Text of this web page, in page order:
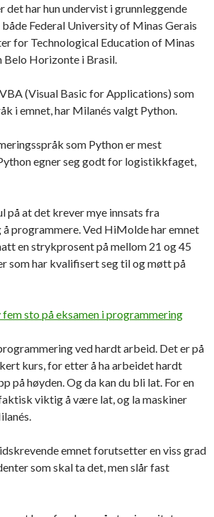
det har hun undervist i grunnleggende
Federal University of Minas Gerais
for Technological Education of Minas
Belo Horizonte i Brasil.
(Visual Basic for Applications) som
i emnet, har Milanés valgt Python.
som Python er mest
egner seg godt for logistikkfaget,
på at det krever mye innsats fra
programmere. Ved HiMolde har emnet
en strykprosent på mellom 21 og 45
som har kvalifisert seg til og møtt på
fem sto på eksamen i programmering
ved hardt arbeid. Det er på
kurs, for etter å ha arbeidet hardt
på høyden. Og da kan du bli lat. For en
viktig å være lat, og la maskiner
emnet forutsetter en viss grad
som skal ta det, men slår fast